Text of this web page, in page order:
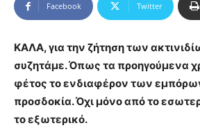
Facebook Twitter
ΚΑΛΑ, για την ζήτηση των
συζητάμε. Όπως τα προηγούμενα
φέτος το ενδιαφέρον των
προσδοκία. Όχι μόνο από το
το εξωτερικό.